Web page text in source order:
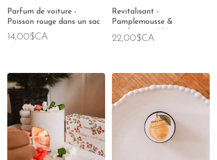
Parfum de voiture -
Poisson rouge dans un sac
14,00$CA
Revitalisant -
Pamplemousse &
eucalyptus - Normaux ou
gras
22,00$CA